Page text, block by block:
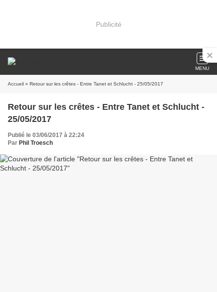
Publicité
MENU
Accueil » Retour sur les crêtes - Entre Tanet et Schlucht - 25/05/2017
Retour sur les crêtes - Entre Tanet et Schlucht -
25/05/2017
Publié le 03/06/2017 à 22:24
Par Phil Troesch